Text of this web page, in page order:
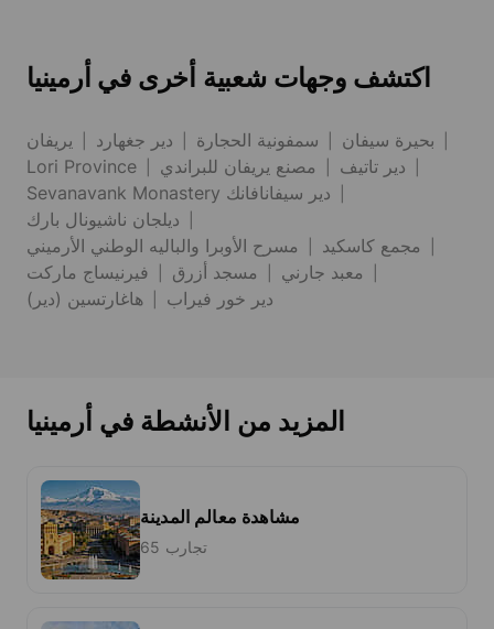
اكتشف وجهات شعبية أخرى في أرمينيا
يريفان دير جغهارد سمفونية الحجارة
بحيرة سيفان
Lori Province
مصنع يريفان للبراندي
دير تاتيف
Sevanavank Monastery دير سيفانافانك
ديلجان ناشيونال بارك
مسرح الأوبرا والباليه الوطني الأرميني
مجمع كاسكيد
فيرنيساج ماركت
مسجد أزرق
معبد جارني
هاغارتسين (دير)
دير خور فيراب
المزيد من الأنشطة في أرمينيا
مشاهدة معالم المدينة
65 تجارب